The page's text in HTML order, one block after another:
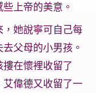
上帝的美意。
她說寧可自己每
父母的小男孩。
在懷裡收留了
偉德又收留了一